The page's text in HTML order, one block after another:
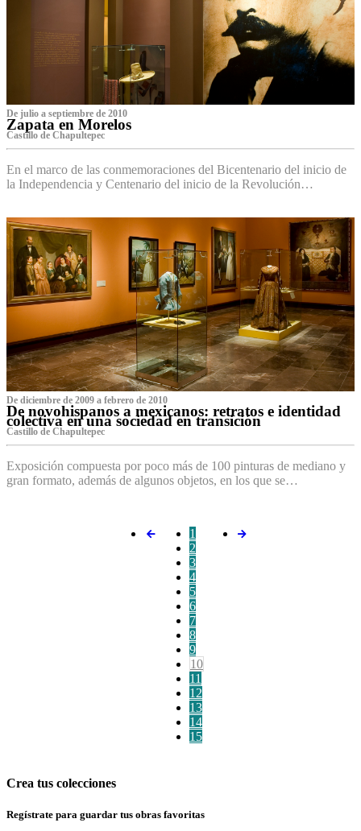
De julio a septiembre de 2010
Zapata en Morelos
Castillo de Chapultepec
En el marco de las conmemoraciones del Bicentenario del inicio de
la Independencia y Centenario del inicio de la Revolución…
De diciembre de 2009 a febrero de 2010
De novohispanos a mexicanos: retratos e identidad
colectiva en una sociedad en transición
Castillo de Chapultepec
Exposición compuesta por poco más de 100 pinturas de mediano y
gran formato, además de algunos objetos, en los que se…
1
2
3
4
5
6
7
8
9
10
11
12
13
14
15
Crea tus colecciones
Regístrate para guardar tus obras favoritas